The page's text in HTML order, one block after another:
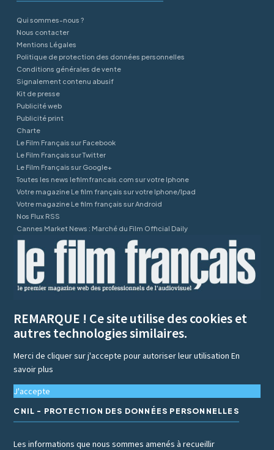
Qui sommes-nous ?
Nous contacter
Mentions Légales
Politique de protection des données personnelles
Conditions générales de vente
Signalement contenu abusif
Kit de presse
Publicité web
Publicité print
Charte
Le Film Français sur Facebook
Le Film Français sur Twitter
Le Film Français sur Google+
Toutes les news lefilmfrancais.com sur votre Iphone
Votre magazine Le film français sur votre Iphone/Ipad
Votre magazine Le film français sur Android
Nos Flux RSS
Cannes Market News : Marché du Film Official Daily
REMARQUE ! Ce site utilise des cookies et
autres technologies similaires.
Merci de cliquer sur j'accepte pour autoriser leur utilisationEn
savoir plus
J'accepte
CNIL - PROTECTION DES DONNÉES PERSONNELLES
Les informations que nous sommes amenés à recueillir